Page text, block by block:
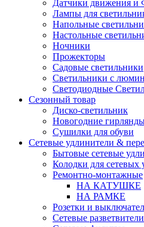
Датчики движения и
Лампы для
Напольные
Настольные
Ночники
Прожекторы
Садовые светильники
Светильники с
Светодиодные
Сезонный товар
Диско-светильник
Новогодние
Сушилки для обуви
Сетевые удлинители &
Бытовые сетевые
Колодки для сетевых
Ремонтно-монтажные
НА КАТУШКЕ
НА РАМКЕ
Розетки и
Сетевые